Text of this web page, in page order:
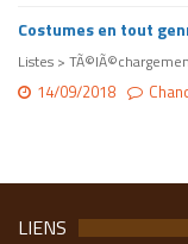
Costumes en tout
Listes >
14/09/2018
LIENS